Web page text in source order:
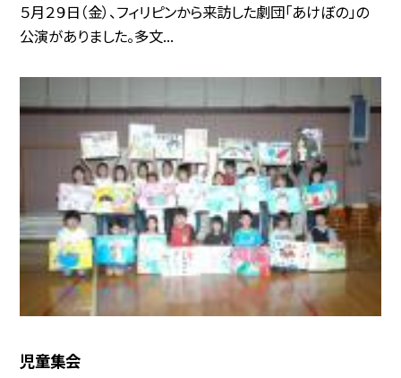
５月２９日（金）、フィリピンから来訪した劇団「あけぼの」の
公演がありました。多文...
児童集会